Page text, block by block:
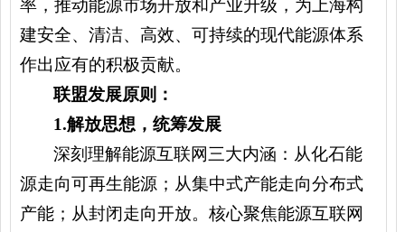
率，推动能源市场开放和产业升级，为上海构
建安全、清洁、高效、可持续的现代能源体系
作出应有的积极贡献。
联盟发展原则：
1.解放思想，统筹发展
深刻理解能源互联网三大内涵：从化石能
源走向可再生能源；从集中式产能走向分布式
产能；从封闭走向开放。核心聚焦能源互联网